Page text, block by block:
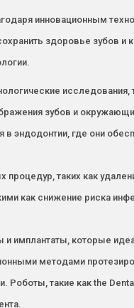
инновационным
здоровье зубов и
исследования,
зубов и
в эндодонтии, где они
таких как
как снижение риска
и имплантаты, которые
методами
Роботы, такие как the